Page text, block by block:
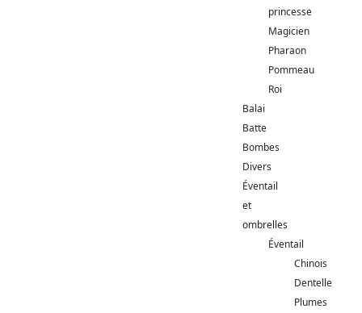
princesse
Magicien
Pharaon
Pommeau
Roi
Balai
Batte
Bombes
Divers
Éventail
et
ombrelles
Éventail
Chinois
Dentelle
Plumes